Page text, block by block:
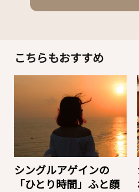
こちらもおすすめ
シングルアゲインの
「ひとり時間」ふと顔